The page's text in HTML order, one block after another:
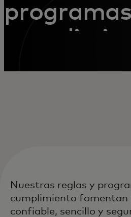
Nuestras reglas y
cumplimiento fomentan
confiable, sencillo y